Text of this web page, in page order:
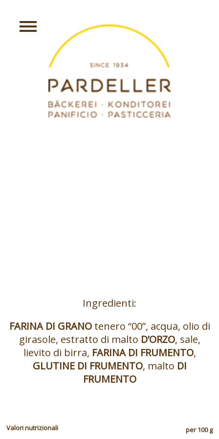
Ingredienti:
FARINA DI GRANOtenero “00”, acqua, olio di
girasole, estratto di malto D’ORZO, sale,
lievito di birra, FARINA DI FRUMENTO,
GLUTINE DI FRUMENTO, malto DI
FRUMENTO
Valori nutrizionali per 100 g